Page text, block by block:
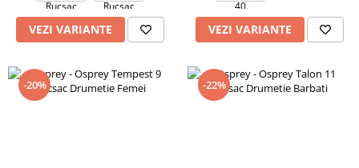
VEZI VARIANTE VEZI VARIANTE
-20% -22%